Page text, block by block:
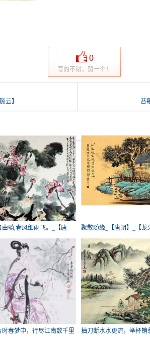
0
写的不错，赞一个！
云】
苔
由骑,春风细雨飞。_【唐
聚散随缘_【唐朝】_【龙
时春梦中，行尽江南数千里
抽刀断水水更流，举杯销